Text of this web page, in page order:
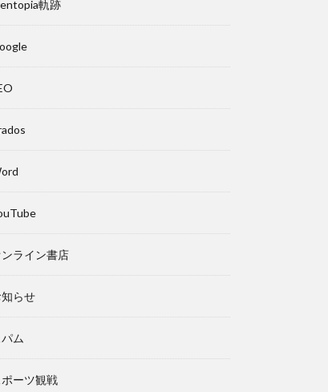
軌跡
ンライン書店
知らせ
ム
ポーツ観戦